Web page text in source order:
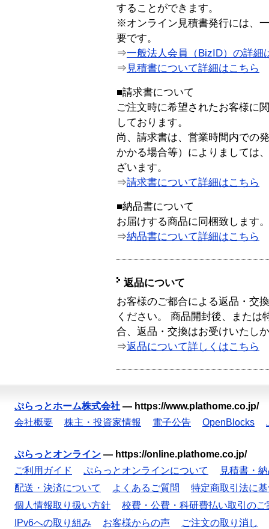
することができます。
※オンライン見積書発行には、
要です。
⇒一般法人会員（BizID）の詳細
⇒ 見積書について詳細はこちら
■請求書について
ご注文時に希望されたお客様に
しております。
尚、請求書は、営業時間内での
かかる場合等）によりましては
ざいます。
⇒請求書について詳細はこちら
■納品書について
お届けする商品に同梱致します。
⇒納品書について詳細はこちら
返品について
お客様のご都合による返品・交
ください。 商品開封後、または
合、返品・交換はお受けいたし
⇒返品について詳しくはこちら
ぷらっとホーム株式会社 — https://www.plathome.co.jp/
会社概要
株主・投資家情報 電子公告 OpenBlocks
ぷらっとオンライン — https://online.plathome.co.jp/
ご利用ガイド
ぷらっとオンラインについて
見積書・
配送・決済について
よくあるご質問
特定商取引法に
個人情報取り扱い方針
校費・公費・科研費払い取引のご
IPv6への取り組み
お客様からの声 ご注文の取り消し